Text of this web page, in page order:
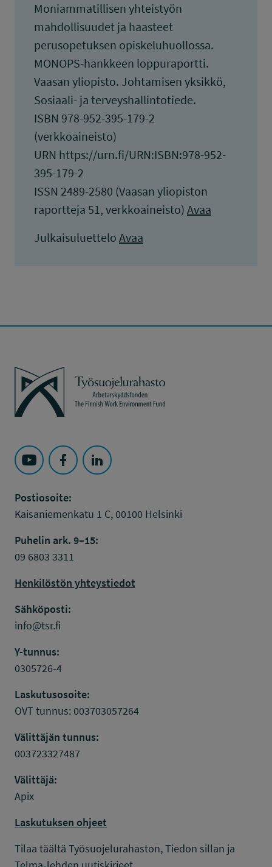
Moniammatillisen yhteistyön
mahdollisuudet ja haasteet
perusopetuksen opiskeluhuollossa.
MONOPS-hankkeen loppuraportti.
Vaasan yliopisto. Johtamisen yksikkö,
Sosiaali- ja terveyshallintotiede.
ISBN 978-952-395-179-2
(verkkoaineisto)
URN https://urn.fi/URN:ISBN:978-952-
395-179-2
ISSN 2489-2580 (Vaasan yliopiston
raportteja 51, verkkoaineisto) Avaa
Julkaisuluettelo Avaa
Työsuojelurahasto
Seuraa Työsuojelurahasto kohteessa: YouTube
Seuraa Työsuojelurahasto kohteessa:
Seuraa Työsuojelurahasto kohteessa:
Postiosoite:
Kaisaniemenkatu 1 C, 00100 Helsinki
Puhelin ark. 9–15:
09 6803 3311
Henkilöstön yhteystiedot
Sähköposti:
info@tsr.fi
Y-tunnus:
0305726-4
Laskutusosoite:
OVT tunnus: 003703057264
Välittäjän tunnus:
003723327487
Välittäjä:
Apix
Laskutuksen ohjeet
Tilaa täältä Työsuojelurahaston, Tiedon sillan ja